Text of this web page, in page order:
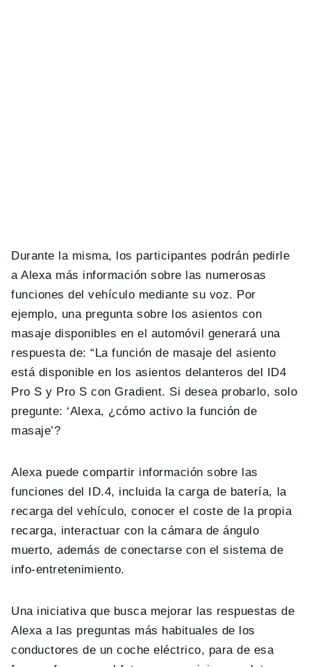
Durante la misma, los participantes podrán pedirle
a Alexa más información sobre las numerosas
funciones del vehículo mediante su voz. Por
ejemplo, una pregunta sobre los asientos con
masaje disponibles en el automóvil generará una
respuesta de: “La función de masaje del asiento
está disponible en los asientos delanteros del ID4
Pro S y Pro S con Gradient. Si desea probarlo, solo
pregunte: ‘Alexa, ¿cómo activo la función de
masaje’?
Alexa puede compartir información sobre las
funciones del ID.4, incluida la carga de batería, la
recarga del vehículo, conocer el coste de la propia
recarga, interactuar con la cámara de ángulo
muerto, además de conectarse con el sistema de
info-entretenimiento.
Una iniciativa que busca mejorar las respuestas de
Alexa a las preguntas más habituales de los
conductores de un coche eléctrico, para de esa